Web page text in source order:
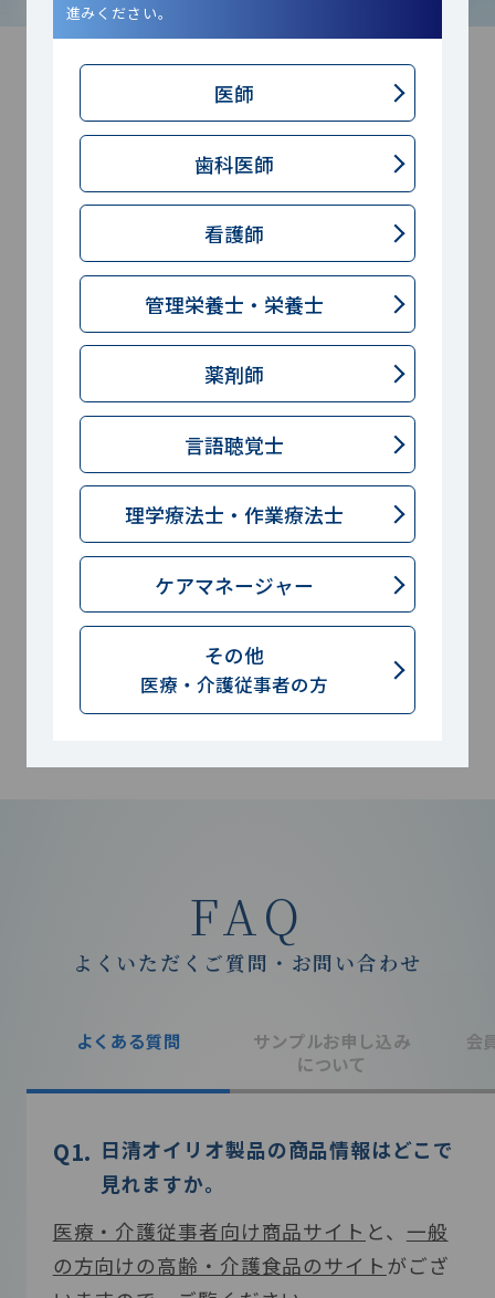
LIMITED TO
MEMBERS
会員限定コンテンツ
※会員登録いただくと、ご利用いただけます。
サンプル申し込み
動画ライブラリー
FAQ
よくいただくご質問・お問い合わせ
よくある質問
サンプルお申し込み
について
会
日清オイリオ製品の商品情報はどこで
見れますか。
医療・介護従事者向け商品サイト と、 一般
の方向けの高齢・介護食品のサイトがござ
医療・介護施設で、製品サンプルを使
用したいです。サンプルを請求する方
法を教えてください。
医療機関・介護施設の関係者様でサンプル
メディカルサポートサイトの利用に
は、会員登録が必要ですか？
非会員の方でもご利用いただけますが、セ
ミナーやウェビナーのアーカイブ動画の閲
「オンライン面談」とは何ですか？
弊社ではオンライン会議サービス「Zoom」
を使用してオンラインで何でもご相談頂け
ます。ちょっとした確認事項から栄養管理の
進みください。
医師
歯科医師
看護師
管理栄養士・ 栄養士
薬剤師
言語聴覚士
理学療法士・作業療法士
ケアマネージャー
その他
医療・介護従事者の方